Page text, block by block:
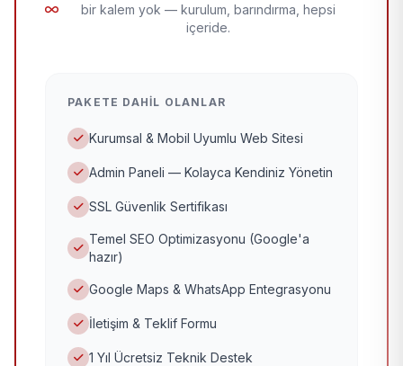
bir kalem yok — kurulum, barındırma, hepsi
içeride.
PAKETE DAHIL OLANLAR
Kurumsal & Mobil Uyumlu Web Sitesi
Admin Paneli — Kolayca Kendiniz Yönetin
SSL Güvenlik Sertifikası
Temel SEO Optimizasyonu (Google'a
hazır)
Google Maps & WhatsApp Entegrasyonu
İletişim & Teklif Formu
1 Yıl Ücretsiz Teknik Destek